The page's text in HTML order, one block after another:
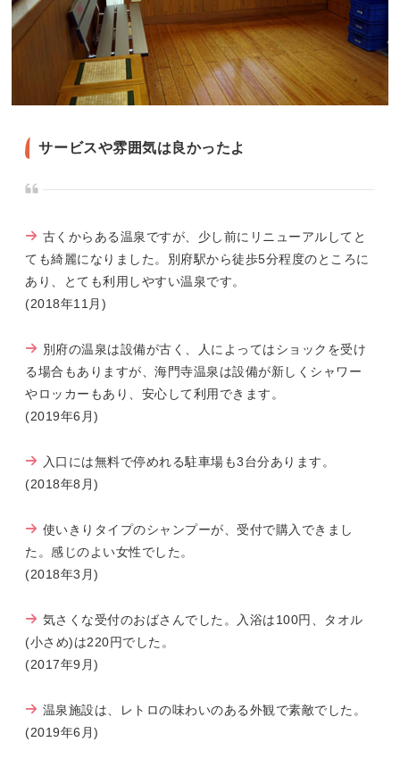
サービスや雰囲気は良かったよ
古くからある温泉ですが、少し前にリニューアルしてと
ても綺麗になりました。別府駅から徒歩5分程度のところに
あり、とても利用しやすい温泉です。
(2018年11月)
別府の温泉は設備が古く、人によってはショックを受け
る場合もありますが、海門寺温泉は設備が新しくシャワー
やロッカーもあり、安心して利用できます。
(2019年6月)
入口には無料で停めれる駐車場も3台分あります。
(2018年8月)
使いきりタイプのシャンプーが、受付で購入できまし
た。感じのよい女性でした。
(2018年3月)
気さくな受付のおばさんでした。入浴は100円、タオル
(小さめ)は220円でした。
(2017年9月)
温泉施設は、レトロの味わいのある外観で素敵でした。
(2019年6月)